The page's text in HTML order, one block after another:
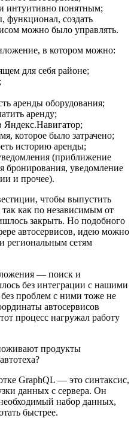
интуитивно понятным;
функционал, создать
можно было управлять.
в котором можно:
для себя районе;
аренды оборудования;
аренду;
которое было затрачено;
историю аренды;
(приближение
бронирования, уведомление
и прочее).
чтобы выпустить
как по независимым от
закрыть. Но подобного
автосервисов, идею можно
региональным сетям
— поиск и
без интеграции с нашими
проблем с ними тоже не
автосервисов
процесс нагружал работу
GraphQL — это синтаксис,
данных с сервера. Он
набор данных,
быстрее.